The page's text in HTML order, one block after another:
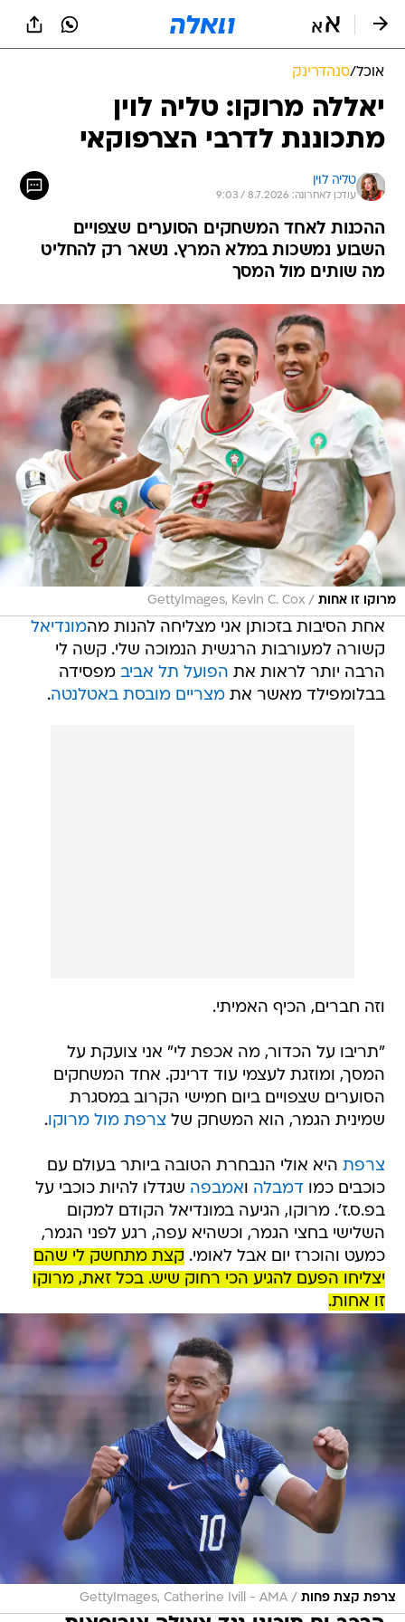
אוכל/סנהדרינק
יאללה מרוקו: טליה לוין
מתכוננת לדרבי הצרפוקאי
טליה לוין
עודכן לאחרונה: 8.7.2026 / 9:03
ההכנות לאחד המשחקים הסוערים שצפויים
השבוע נמשכות במלא המרץ. נשאר רק להחליט
מה שותים מול המסך
מרוקו זו אחות /
GettyImages, Kevin C. Cox
אחת הסיבות בזכותן אני מצליחה להנות מהמונדיאל
קשורה למעורבות הרגשית הנמוכה שלי. קשה לי
הרבה יותר לראות את הפועל תל אביב מפסידה
בבלומפילד מאשר אתמצריים מובסת באטלנטה.
וזה חברים, הכיף האמיתי.
"תריבו על הכדור, מה אכפת לי" אני צועקת על
המסך, ומוזגת לעצמי עוד דרינק. אחד המשחקים
הסוערים שצפויים ביום חמישי הקרוב במסגרת
שמינית הגמר, הוא המשחק של צרפת מול מרוקו.
צרפת היא אולי הנבחרת הטובה ביותר בעולם עם
כוכבים כמו דמבלה ואמבפה שגדלו להיות כוכבי על
בפ.ס.ז'. מרוקו, הגיעה במונדיאל הקודם למקום
השלישי בחצי הגמר, וכשהיא עפה, רגע לפני הגמר,
כמעט והוכרז יום אבל לאומי. קצת מתחשק לי שהם
יצליחו הפעם להגיע הכי רחוק שיש. בכל זאת, מרוקו
זו אחות.
צרפת קצת פחות /
GettyImages, Catherine Ivill - AMA